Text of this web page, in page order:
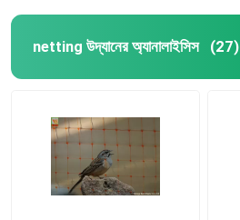
netting উদ্যানের অ্যানালাইসিস (27)